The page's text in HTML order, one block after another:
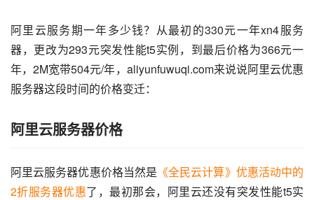
阿里云服务期一年多少钱？从最初的330元一年xn4服务
器，更改为293元突发性能t5实例，到最后价格为366元一
年，2M宽带504元/年，aliyunfuwuqi.com来说说阿里云优惠
服务器这段时间的价格变迁：
阿里云服务器价格
阿里云服务器优惠价格当然是 《全民云计算》优惠活动中的
2折服务器优惠了，最初那会，阿里云还没有突发性能t5实